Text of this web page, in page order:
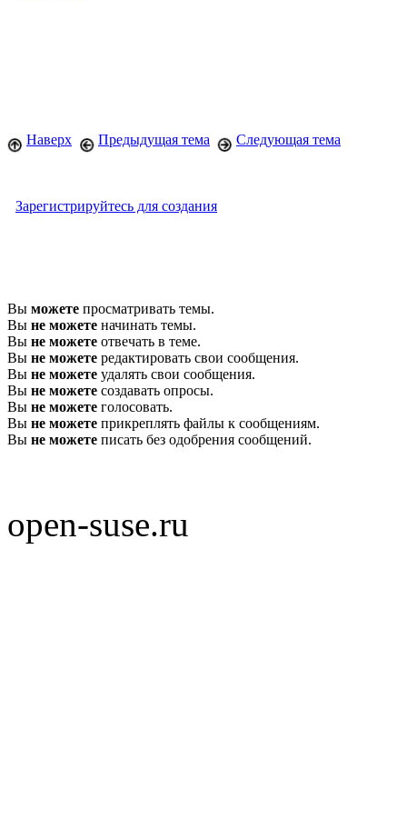
Наверх Предыдущая тема Следующая тема
Зарегистрируйтесь для создания
Вы можете просматривать темы.
Вы не можете начинать темы.
Вы не можете отвечать в теме.
Вы не можете редактировать свои сообщения.
Вы не можете удалять свои сообщения.
Вы не можете создавать опросы.
Вы не можете голосовать.
Вы не можете прикреплять файлы к сообщениям.
Вы не можете писать без одобрения сообщений.
open-suse.ru